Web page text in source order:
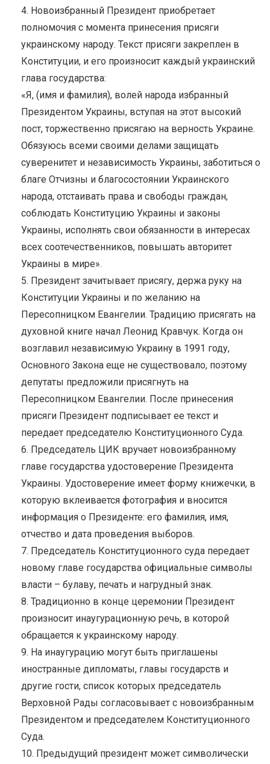
4. Новоизбранный Президент приобретает
полномочия с момента принесения присяги
украинскому народу. Текст присяги закреплен в
Конституции, и его произносит каждый украинский
глава государства:
«Я, (имя и фамилия), волей народа избранный
Президентом Украины, вступая на этот высокий
пост, торжественно присягаю на верность Украине.
Обязуюсь всеми своими делами защищать
суверенитет и независимость Украины, заботиться о
благе Отчизны и благосостоянии Украинского
народа, отстаивать права и свободы граждан,
соблюдать Конституцию Украины и законы
Украины, исполнять свои обязанности в интересах
всех соотечественников, повышать авторитет
Украины в мире».
5. Президент зачитывает присягу, держа руку на
Конституции Украины и по желанию на
Пересопницком Евангелии. Традицию присягать на
духовной книге начал Леонид Кравчук. Когда он
возглавил независимую Украину в 1991 году,
Основного Закона еще не существовало, поэтому
депутаты предложили присягнуть на
Пересопницком Евангелии. После принесения
присяги Президент подписывает ее текст и
передает председателю Конституционного Суда.
6. Председатель ЦИК вручает новоизбранному
главе государства удостоверение Президента
Украины. Удостоверение имеет форму книжечки, в
которую вклеивается фотография и вносится
информация о Президенте: его фамилия, имя,
отчество и дата проведения выборов.
7. Председатель Конституционного суда передает
новому главе государства официальные символы
власти – булаву, печать и нагрудный знак.
8. Традиционно в конце церемонии Президент
произносит инаугурационную речь, в которой
обращается к украинскому народу.
9. На инаугурацию могут быть приглашены
иностранные дипломаты, главы государств и
другие гости, список которых председатель
Верховной Рады согласовывает с новоизбранным
Президентом и председателем Конституционного
Суда.
10. Предыдущий президент может символически